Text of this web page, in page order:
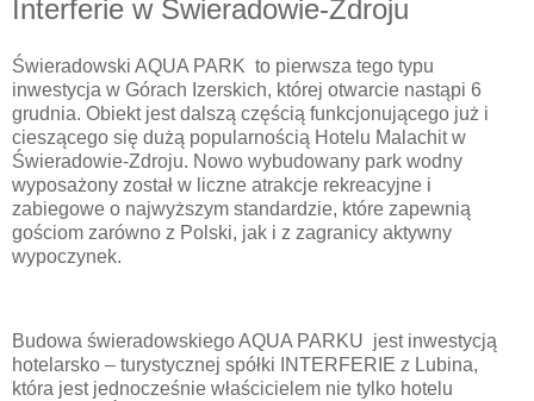
Interferie w Świeradowie-Zdroju
Świeradowski AQUA PARK to pierwsza tego typu
inwestycja w Górach Izerskich, której otwarcie nastąpi 6
grudnia. Obiekt jest dalszą częścią funkcjonującego już i
cieszącego się dużą popularnością Hotelu Malachit w
Świeradowie-Zdroju. Nowo wybudowany park wodny
wyposażony został w liczne atrakcje rekreacyjne i
zabiegowe o najwyższym standardzie, które zapewnią
gościom zarówno z Polski, jak i z zagranicy aktywny
wypoczynek.
Budowa świeradowskiego AQUA PARKU jest inwestycją
hotelarsko – turystycznej spółki INTERFERIE z Lubina,
która jest jednocześnie właścicielem nie tylko hotelu